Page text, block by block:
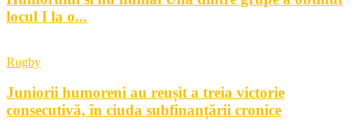
locul I la o...
Rugby
Juniorii humoreni au reușit a treia victorie
consecutivă, în ciuda subfinanțării cronice